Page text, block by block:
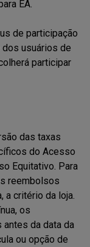
EA.
de participação
usuários de
participar
das taxas
do Acesso
Equitativo. Para
reembolsos
a critério da loja.
os
da data da
ou opção de